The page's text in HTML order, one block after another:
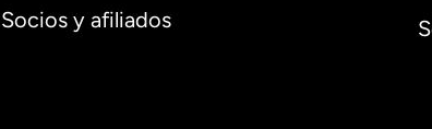
Socios y afiliados